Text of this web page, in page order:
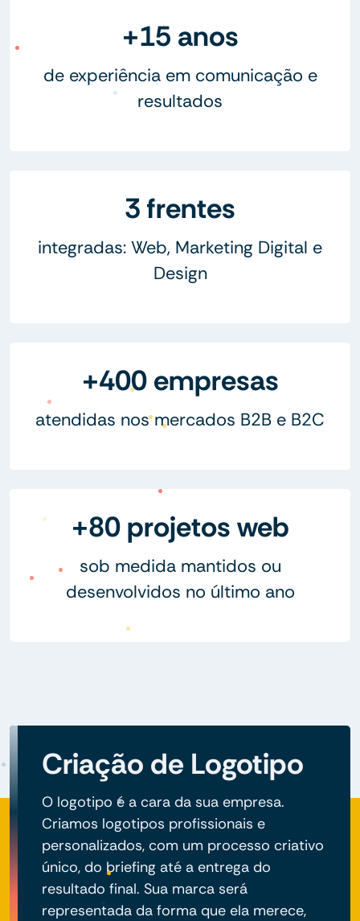
+15 anos
de experiência em comunicação e
resultados
3 frentes
integradas: Web, Marketing Digital e
Design
+400 empresas
atendidas nos mercados B2B e B2C
+80 projetos web
sob medida mantidos ou
desenvolvidos no último ano
Criação de Logotipo
O logotipo é a cara da sua empresa.
Criamos logotipos profissionais e
personalizados, com um processo criativo
único, do briefing até a entrega do
resultado final. Sua marca será
representada da forma que ela merece,